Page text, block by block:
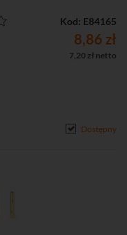
Kod: E84165
8,86 zł
7,20 zł netto
Dostępny